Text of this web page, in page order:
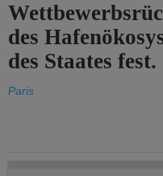
des
des Staates fest.
Paris